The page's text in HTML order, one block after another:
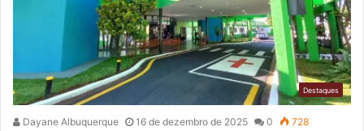
Destaques
Dayane Albuquerque 16 de dezembro de 2025 0 728